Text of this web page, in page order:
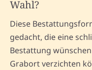
Wahl?
Diese
gedacht, die eine
Bestattung
Grabort verzichten